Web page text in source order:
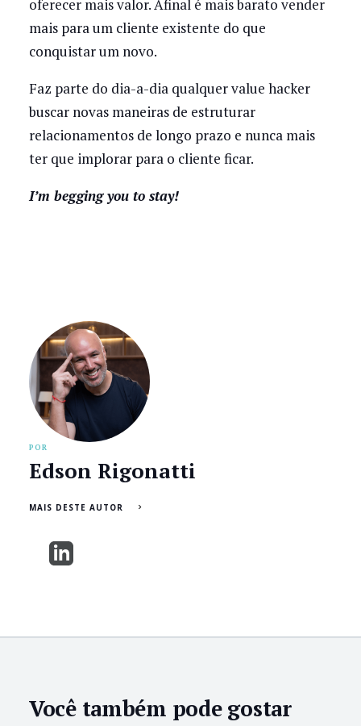
oferecer mais valor. Afinal é mais barato vender
mais para um cliente existente do que
conquistar um novo.
Faz parte do dia-a-dia qualquer value hacker
buscar novas maneiras de estruturar
relacionamentos de longo prazo e nunca mais
ter que implorar para o cliente ficar.
I’m begging you to stay!
POR
Edson Rigonatti
MAIS DESTE AUTOR
Você também pode gostar